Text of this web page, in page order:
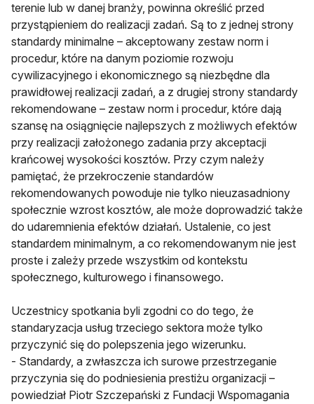
terenie lub w danej branży, powinna określić przed
przystąpieniem do realizacji zadań. Są to z jednej strony
standardy minimalne – akceptowany zestaw norm i
procedur, które na danym poziomie rozwoju
cywilizacyjnego i ekonomicznego są niezbędne dla
prawidłowej realizacji zadań, a z drugiej strony standardy
rekomendowane – zestaw norm i procedur, które dają
szansę na osiągnięcie najlepszych z możliwych efektów
przy realizacji założonego zadania przy akceptacji
krańcowej wysokości kosztów. Przy czym należy
pamiętać, że przekroczenie standardów
rekomendowanych powoduje nie tylko nieuzasadniony
społecznie wzrost kosztów, ale może doprowadzić także
do udaremnienia efektów działań. Ustalenie, co jest
standardem minimalnym, a co rekomendowanym nie jest
proste i zależy przede wszystkim od kontekstu
społecznego, kulturowego i finansowego.
Uczestnicy spotkania byli zgodni co do tego, że
standaryzacja usług trzeciego sektora może tylko
przyczynić się do polepszenia jego wizerunku.
- Standardy, a zwłaszcza ich surowe przestrzeganie
przyczynia się do podniesienia prestiżu organizacji –
powiedział Piotr Szczepański z Fundacji Wspomagania